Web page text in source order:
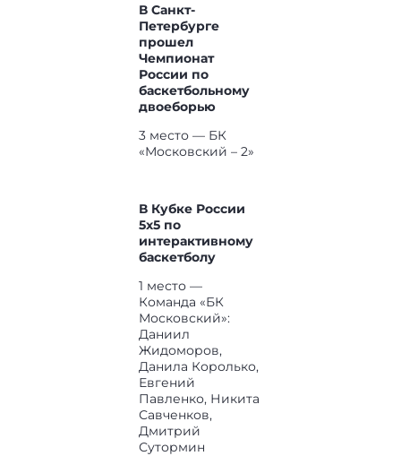
В Санкт-
Петербурге
прошел
Чемпионат
России по
баскетбольному
двоеборью
3 место — БК
«Московский – 2»
В Кубке России
5х5 по
интерактивному
баскетболу
1 место —
Команда «БК
Московский»:
Даниил
Жидоморов,
Данила Королько,
Евгений
Павленко, Никита
Савченков,
Дмитрий
Сутормин